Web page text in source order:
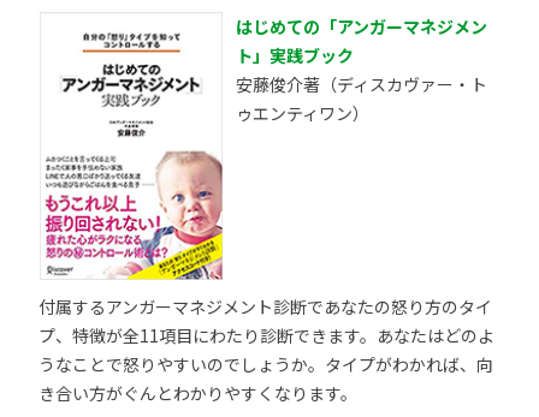
はじめての「アンガーマネジメン
ト」実践ブック
安藤俊介著（ディスカヴァー・ト
ゥエンティワン）
付属するアンガーマネジメント診断であなたの怒り方のタイ
プ、特徴が全11項目にわたり診断できます。あなたはどのよ
うなことで怒りやすいのでしょうか。タイプがわかれば、向
き合い方がぐんとわかりやすくなります。